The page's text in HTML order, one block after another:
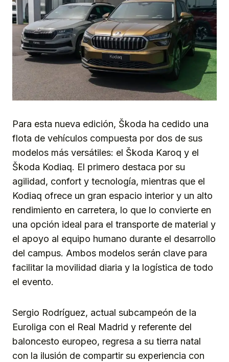
Para esta nueva edición, Škoda ha cedido una
flota de vehículos compuesta por dos de sus
modelos más versátiles: el Škoda Karoq y el
Škoda Kodiaq. El primero destaca por su
agilidad, confort y tecnología, mientras que el
Kodiaq ofrece un gran espacio interior y un alto
rendimiento en carretera, lo que lo convierte en
una opción ideal para el transporte de material y
el apoyo al equipo humano durante el desarrollo
del campus. Ambos modelos serán clave para
facilitar la movilidad diaria y la logística de todo
el evento.
Sergio Rodríguez, actual subcampeón de la
Euroliga con el Real Madrid y referente del
baloncesto europeo, regresa a su tierra natal
con la ilusión de compartir su experiencia con